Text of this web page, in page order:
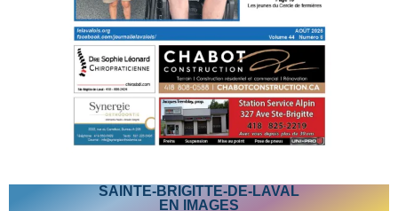
SAINTE-BRIGITTE-DE-LAVAL
EN IMAGES